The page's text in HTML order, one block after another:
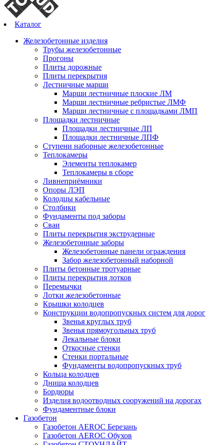
Каталог
Железобетонные изделия
Трубы железобетонные
Прогоны
Плиты дорожные
Плиты перекрытия
Лестничные марши
Марши лестничные плоские ЛМ
Марши лестничные ребристые ЛМФ
Марши лестничные с площадками ЛМП
Площадки лестничные
Площадки лестничные ЛП
Площадки лестничные ЛПФ
Ступени наборные железобетонные
Теплокамеры
Элементы теплокамер
Теплокамеры в сборе
Ливнеприёмники
Опоры ЛЭП
Колодцы кабельные
Столбики
Фундаменты под заборы
Сваи
Плиты перекрытия экструдерные
Железобетонные заборы
Железобетонные панели ограждения
Забор железобетонный наборной
Плиты бетонные тротуарные
Плиты перекрытия лотков
Перемычки
Лотки железобетонные
Крышки колодцев
Конструкции водопропускных систем для дорог
Звенья круглых труб
Звенья прямоугольных труб
Лекальные блоки
Откосные стенки
Стенки портальные
Фундаменты водопропускных труб
Кольца колодцев
Днища колодцев
Бордюры
Изделия водоотводных сооружений на дорогах
Фундаментные блоки
Газобетон
Газобетон АEROC Березань
Газобетон АEROC Обухов